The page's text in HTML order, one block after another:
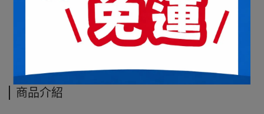
商品介紹